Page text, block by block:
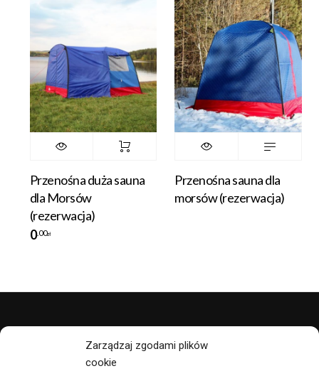
Zarządzaj zgodami plików
cookie
Przenośna duża sauna
dla Morsów
(rezerwacja)
0.00zł
Przenośna sauna dla
morsów (rezerwacja)
polityka prywatności